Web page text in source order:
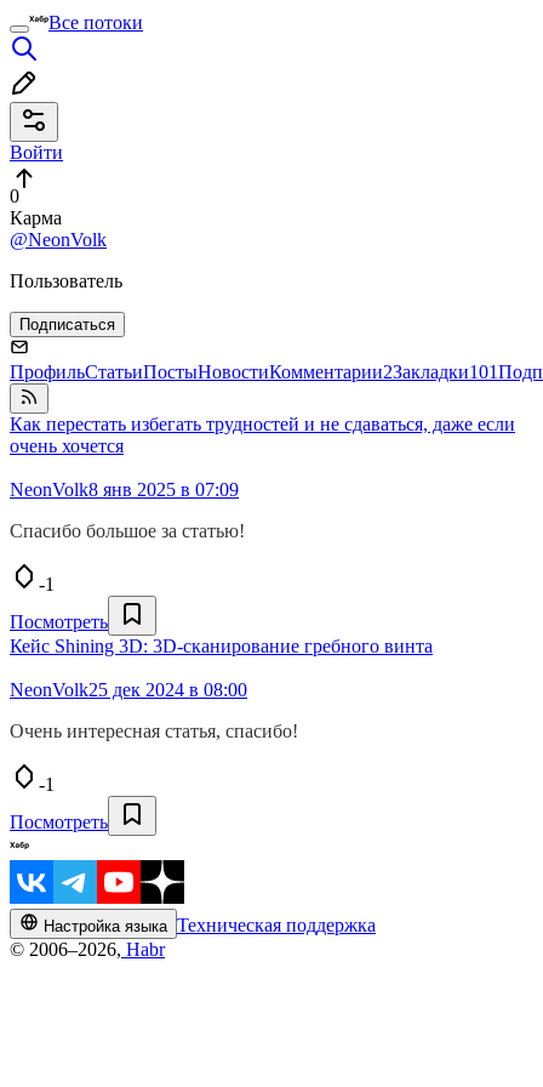
Все потоки
Войти
0
Карма
@NeonVolk
Пользователь
Подписаться
ПрофильСтатьиПостыНовостиКомментарии2Закладки101
Как перестать избегать трудностей и не сдаваться, даже если
очень хочется
NeonVolk8 янв 2025 в 07:09
Спасибо большое за статью!
-1
Посмотреть
Кейс Shining 3D: 3D-сканирование гребного винта
NeonVolk25 дек 2024 в 08:00
Очень интересная статья, спасибо!
-1
Посмотреть
Настройка языка Техническая поддержка
© 2006–2026, Habr